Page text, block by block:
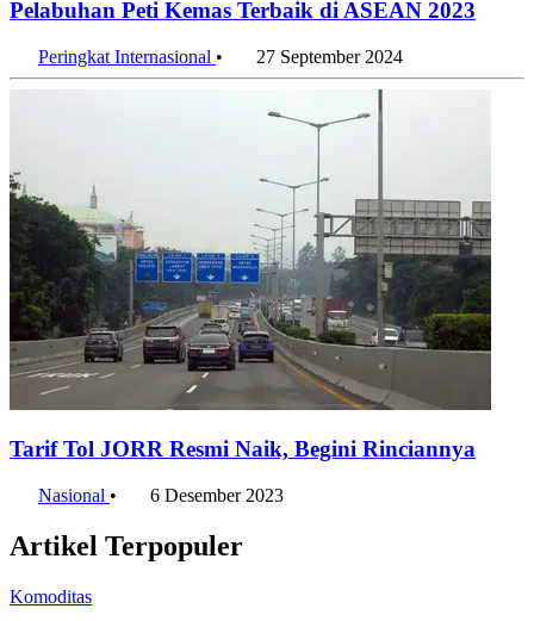
Pelabuhan Peti Kemas Terbaik di ASEAN 2023
Peringkat Internasional • 27 September 2024
Tarif Tol JORR Resmi Naik, Begini Rinciannya
Nasional • 6 Desember 2023
Artikel Terpopuler
Komoditas